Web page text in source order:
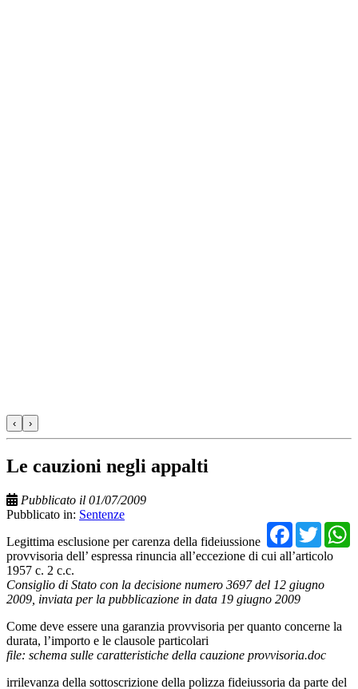
‹ ›
Le cauzioni negli appalti
Pubblicato il 01/07/2009
Pubblicato in: Sentenze
Legittima esclusione per carenza della fideiussione
provvisoria dell’ espressa rinuncia all’eccezione di cui all’articolo
1957 c. 2 c.c.
Consiglio di Stato con la decisione numero 3697 del 12 giugno
2009, inviata per la pubblicazione in data 19 giugno 2009
Come deve essere una garanzia provvisoria per quanto concerne la
durata, l’importo e le clausole particolari
file: schema sulle caratteristiche della cauzione provvisoria.doc
irrilevanza della sottoscrizione della polizza fideiussoria da parte del